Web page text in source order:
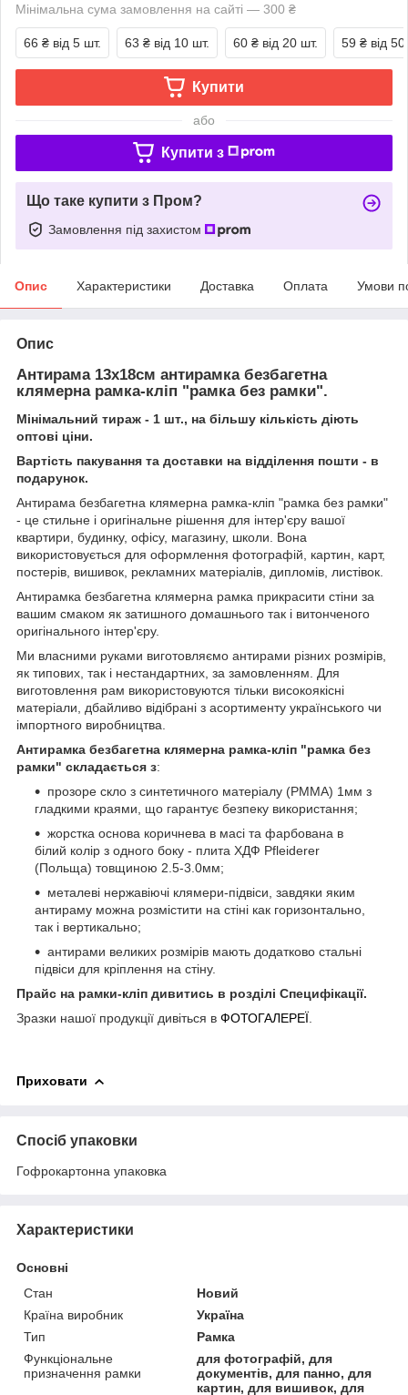
Мінімальна сума замовлення на сайті — 300 ₴
66 ₴ від 5 шт. 63 ₴ від 10 шт. 60 ₴ від 20 шт. 59 ₴ від
Купити
або
Купити з
Що таке купити з Пром?
Замовлення під захистом
Опис Характеристики Доставка Оплата Умови
Опис
Антирама 13х18cм антирамка безбагетна
клямерна рамка-кліп "рамка без рамки".
Мінімальний тираж - 1 шт., на більшу кількість діють
оптові ціни.
Вартість пакування та доставки на відділення пошти - в
подарунок.
Антирама безбагетна клямерна рамка-кліп "рамка без рамки"
- це стильне і оригінальне рішення для інтер'єру вашої
квартири, будинку, офісу, магазину, школи. Вона
використовується для оформлення фотографій, картин, карт,
постерів, вишивок, рекламних матеріалів, дипломів, листівок.
Антирамка безбагетна клямерна рамка прикрасити стіни за
вашим смаком як затишного домашнього так і витонченого
оригінального інтер'єру.
Ми власними руками виготовляємо антирами різних розмірів,
як типових, так і нестандартних, за замовленням. Для
виготовлення рам використовуются тільки високоякісні
матеріали, дбайливо відібрані з асортименту українського чи
імпортного виробництва.
Антирамка безбагетна клямерна рамка-кліп "рамка без
рамки" складається з:
прозоре скло з синтетичного матеріалу (PMMA) 1мм з
гладкими краями, що гарантує безпеку використання;
жорстка основа коричнева в масі та фарбована в
білий колір з одного боку - плита ХДФ Pfleiderer
(Польща) товщиною 2.5-3.0мм;
металеві нержавіючі клямери-підвіси, завдяки яким
антираму можна розмістити на стіні как горизонтально,
так і вертикально;
антирами великих розмірів мають додатково стальні
підвіси для кріплення на стіну.
Прайс на рамки-кліп дивитись в розділі Специфікації.
Зразки нашої продукції дивіться в ФОТОГАЛЕРЕЇ
Приховати
Спосіб упаковки
Гофрокартонна упаковка
Характеристики
Основні
Стан
Новий
Країна виробник
Україна
Тип
Рамка
Функціональне
призначення рамки
для фотографій, для
документів, для панно, для
картин, для вишивок, для